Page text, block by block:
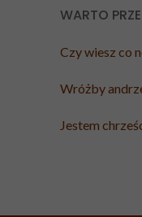
WARTO
Czy wiesz co
Wróżby
Jestem